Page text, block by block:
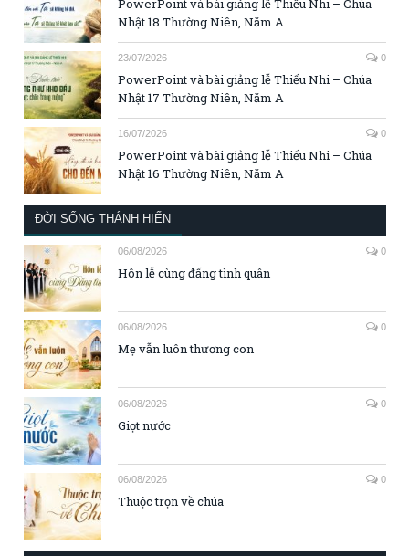
PowerPoint và bài giảng lễ Thiếu Nhi – Chúa
Nhật 18 Thường Niên, Năm A
23/07/2026 0
PowerPoint và bài giảng lễ Thiếu Nhi – Chúa
Nhật 17 Thường Niên, Năm A
16/07/2026 0
PowerPoint và bài giảng lễ Thiếu Nhi – Chúa
Nhật 16 Thường Niên, Năm A
ĐỜI SỐNG THÁNH HIẾN
06/08/2026 0
Hôn lễ cùng đấng tình quân
06/08/2026 0
Mẹ vẫn luôn thương con
06/08/2026 0
Giọt nước
06/08/2026 0
Thuộc trọn về chúa